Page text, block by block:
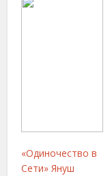
«Одиночество в
Сети» Януш